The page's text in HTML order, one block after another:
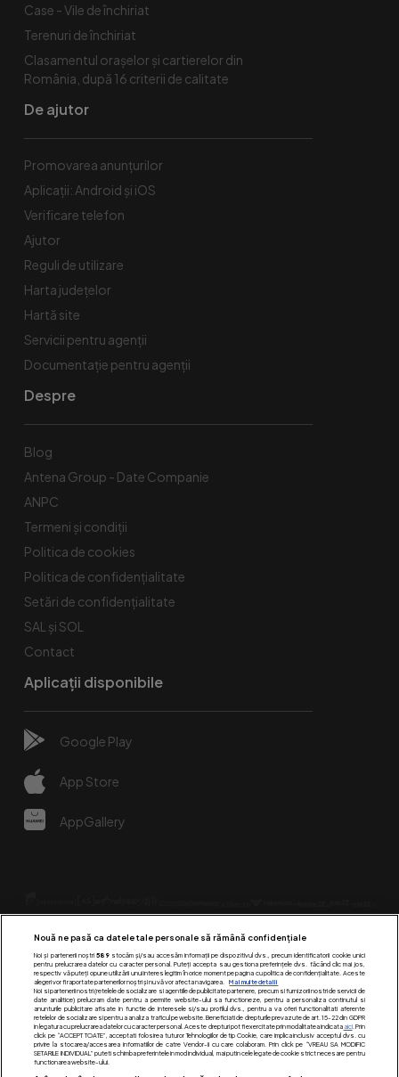
Case - Vile de închiriat
Terenuri de închiriat
Clasamentul orașelor și cartierelor din
România, după 16 criterii de calitate
De ajutor
Promovarea anunțurilor
Aplicații: Android și iOS
Verificare telefon
Ajutor
Reguli de utilizare
Harta județelor
Hartă site
Servicii pentru agenții
Documentație pentru agenții
Despre
Blog
Antena Group - Date Companie
ANPC
Termeni și condiții
Politica de cookies
Politica de confidențialitate
Setări de confidențialitate
SAL și SOL
Contact
Aplicații disponibile
Google Play
App Store
AppGallery
Urmărește-ne pe:
Nouă ne pasă ca datele tale personale să rămână confidențiale
Noi și partenerii noștri 589stocăm și/sau accesăm informații pe dispozitivul dvs., precum identificatorii cookie unici
pentru prelucrarea datelor cu caracter personal. Puteți accepta sau gestiona preferințele dvs. făcând clic mai jos,
respectiv vă puteți opune utilizării unui interes legitim în orice moment pe pagina cu politica de confidențialitate. Aceste
alegeri vor fi raportate partenerilor noștri și nu vă vor afecta navigarea.
Mai multe detalii
Noi si partenerii nostri (retelele de socializare si agentiile de publicitate partenere, precum si furnizorii nostri de servicii de
date analitice) prelucram date pentru a permite website-ului sa functioneze, pentru a personaliza continutul si
anunturile publicitare afisate in functie de interesele si/sau profilul dvs., pentru a va oferi functionalitati aferente
retelelor de socializare si pentru a analiza traficul pe website. Beneficiati de drepturile prevazute de art. 15-22 din GDPR
in legatura cu prelucrarea datelor cu caracter personal. Aceste drepturi pot fi exercitate prin modalitatea indicataaici. Prin
click pe “ACCEPT TOATE”, acceptati folosirea tuturor Tehnologiilor de tip Cookie, care implica inclusiv acceptul dvs. cu
privire la stocarea/accesarea informatiilor de catre Vendor-ii cu care colaboram. Prin click pe “VREAU SA MODIFIC
SETARILE INDIVIDUAL” puteti schimba preferintele in mod individual, mai putin cele legate de cookie strict necesare pentru
functionarea website-ului.